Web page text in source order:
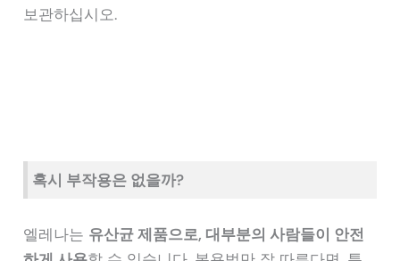
보관하십시오.
혹시 부작용은 없을까?
엘레나는 유산균 제품으로, 대부분의 사람들이 안전